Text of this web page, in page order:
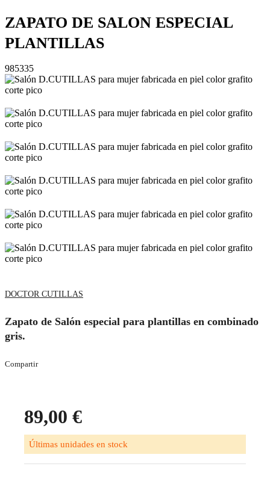
ZAPATO DE SALON ESPECIAL
PLANTILLAS
985335
DOCTOR CUTILLAS
Zapato de Salón especial para plantillas en combinado
gris.
Compartir
89,00 €
Últimas unidades en stock